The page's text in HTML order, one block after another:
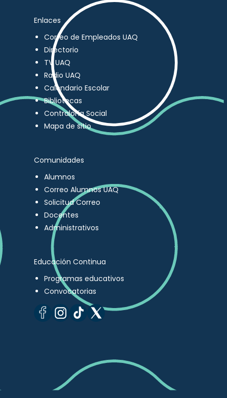
Enlaces
Correo de Empleados UAQ
Directorio
TV UAQ
Radio UAQ
Calendario Escolar
Bibliotecas
Contraloría Social
Mapa de sitio
Comunidades
Alumnos
Correo Alumnos UAQ
Solicitud Correo
Docentes
Administrativos
Educación Continua
Programas educativos
Convocatorias